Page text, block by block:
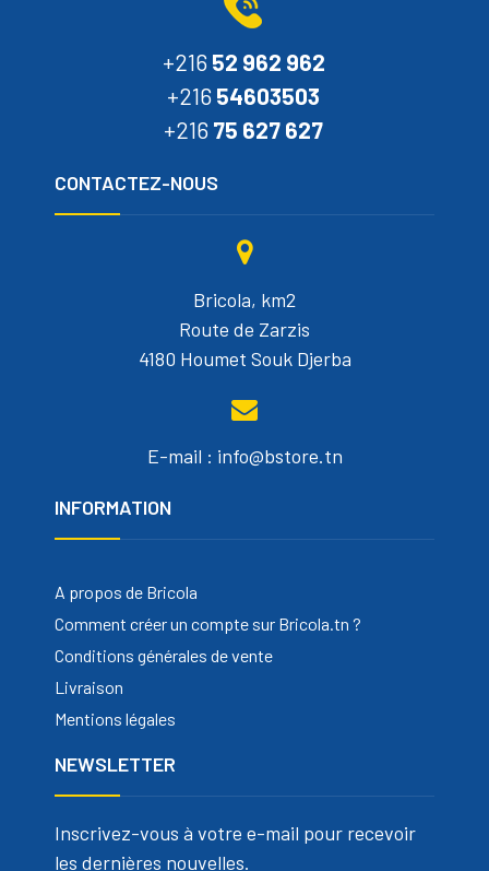
+216 52 962 962
+216 54603503
+216 75 627 627
CONTACTEZ-NOUS
Bricola, km2
Route de Zarzis
4180 Houmet Souk Djerba
E-mail : info@bstore.tn
INFORMATION
A propos de Bricola
Comment créer un compte sur Bricola.tn ?
Conditions générales de vente
Livraison
Mentions légales
NEWSLETTER
Inscrivez-vous à votre e-mail pour recevoir
les dernières nouvelles.